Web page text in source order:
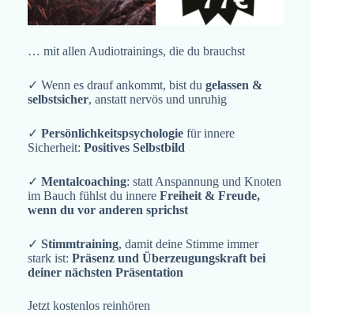
… mit allen Audiotrainings, die du brauchst
✓ Wenn es drauf ankommt, bist du gelassen &
selbstsicher, anstatt nervös und unruhig
✓ Persönlichkeitspsychologie für innere
Sicherheit: Positives Selbstbild
✓ Mentalcoaching: statt Anspannung und Knoten
im Bauch fühlst du innere Freiheit & Freude,
wenn du vor anderen sprichst
✓ Stimmtraining, damit deine Stimme immer
stark ist: Präsenz und Überzeugungskraft bei
deiner nächsten Präsentation
Jetzt kostenlos reinhören